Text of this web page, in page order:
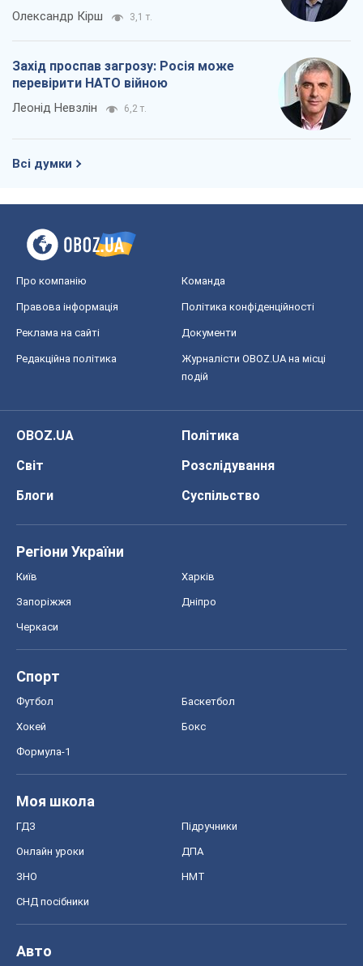
Олександр Кірш 3,1 т.
Захід проспав загрозу: Росія може
перевірити НАТО війною
Леонід Невзлін 6,2 т.
Всі думки
Про компанію Команда
Правова інформація Політика конфіденційності
Реклама на сайті Документи
Редакційна політика
Журналісти OBOZ.UA на місці
подій
OBOZ.UA
Політика
Світ
Розслідування
Блоги
Суспільство
Регіони України
Київ Харків
Запоріжжя Дніпро
Черкаси
Спорт
Футбол Баскетбол
Хокей Бокс
Формула-1
Моя школа
ГДЗ Підручники
Онлайн уроки ДПА
ЗНО НМТ
СНД посібники
Авто